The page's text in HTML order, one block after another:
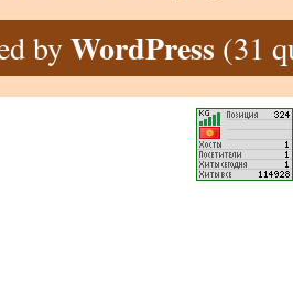
byWordPress (31